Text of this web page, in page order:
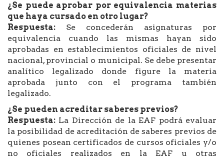
¿Se puede aprobar por equivalencia materias
que haya cursado en otro lugar?
Respuesta: Se concederán asignaturas por
equivalencia cuando las mismas hayan sido
aprobadas en establecimientos oficiales de nivel
nacional, provincial o municipal. Se debe presentar
analítico legalizado donde figure la materia
aprobada junto con el programa también
legalizado.
¿Se pueden acreditar saberes previos?
Respuesta: La Dirección de la EAF podrá evaluar
la posibilidad de acreditación de saberes previos de
quienes posean certificados de cursos oficiales y/o
no oficiales realizados en la EAF u otras